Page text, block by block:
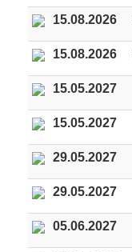
15.08.2026
15.08.2026
15.05.2027
15.05.2027
29.05.2027
29.05.2027
05.06.2027